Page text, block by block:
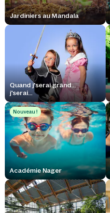
Jardiniers au Mandala
Quand j'serai grand...
j'serai...
Nouveau !
Académie Nager